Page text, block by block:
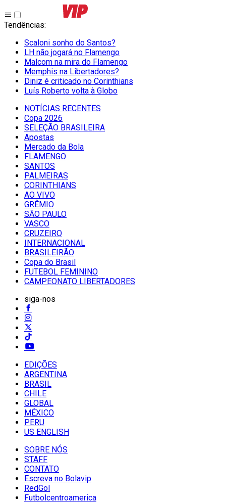
Tendências:
Scaloni sonho do Santos?
LH não jogará no Flamengo
Malcom na mira do Flamengo
Memphis na Libertadores?
Diniz é criticado no Corinthians
Luís Roberto volta à Globo
NOTÍCIAS RECENTES
Copa 2026
SELEÇÃO BRASILEIRA
Apostas
Mercado da Bola
FLAMENGO
SANTOS
PALMEIRAS
CORINTHIANS
AO VIVO
GRÊMIO
SĀO PAULO
VASCO
CRUZEIRO
INTERNACIONAL
BRASILEIRÃO
Copa do Brasil
FUTEBOL FEMININO
CAMPEONATO LIBERTADORES
siga-nos
EDIÇÕES
ARGENTINA
BRASIL
CHILE
GLOBAL
MÉXICO
PERU
US ENGLISH
SOBRE NÓS
STAFF
CONTATO
Escreva no Bolavip
RedGol
Futbolcentroamerica